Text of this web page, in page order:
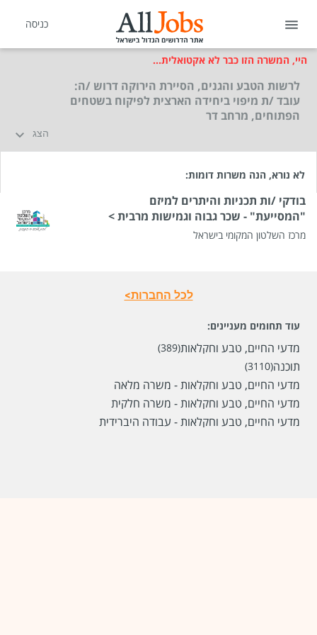
כניסה
היי, המשרה הזו כבר לא אקטואלית...
לרשות הטבע והגנים, הסיירת הירוקה דרוש /ה:
עובד /ת מיפוי ביחידה הארצית לפיקוח בשטחים
הפתוחים, מרחב דר
הצג
לא נורא, הנה משרות דומות:
בודקי /ות תכניות והיתרים למיזם
"המסייעת" - שכר גבוה וגמישות מרבית >
מרכז השלטון המקומי בישראל
לכל החברות>
עוד תחומים מעניינים:
מדעי החיים, טבע וחקלאות(389)
תוכנה(3110)
מדעי החיים, טבע וחקלאות - משרה מלאה
מדעי החיים, טבע וחקלאות - משרה חלקית
מדעי החיים, טבע וחקלאות - עבודה היברידית